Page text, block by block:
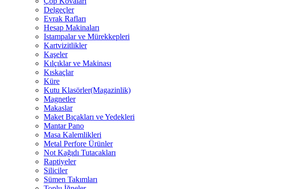
Delgeçler
Evrak Rafları
Hesap Makinaları
Istampalar ve Mürekkepleri
Kartvizitlikler
Kaşeler
Kılçıklar ve Makinası
Kıskaçlar
Küre
Kutu Klasörler(Magazinlik)
Magnetler
Makaslar
Maket Bıçakları ve Yedekleri
Mantar Pano
Masa Kalemlikleri
Metal Perfore Ürünler
Not Kağıdı Tutacakları
Raptiyeler
Siliciler
Sümen Takımları